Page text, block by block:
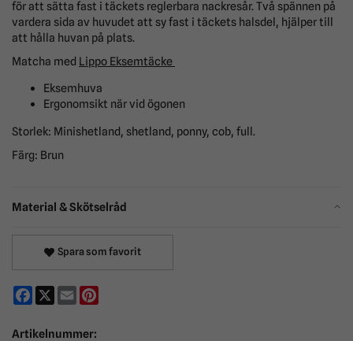
Material & Skötselråd
för att sätta fast i täckets reglerbara nackresår. Två spännen på
vardera sida av huvudet att sy fast i täckets halsdel, hjälper till
att hålla huvan på plats.
Matcha med Lippo Eksemtäcke
Eksemhuva
Ergonomsikt när vid ögonen
Storlek: Minishetland, shetland, ponny, cob, full.
Färg: Brun
Spara som favorit
Facebook
X Email
Artikelnummer: